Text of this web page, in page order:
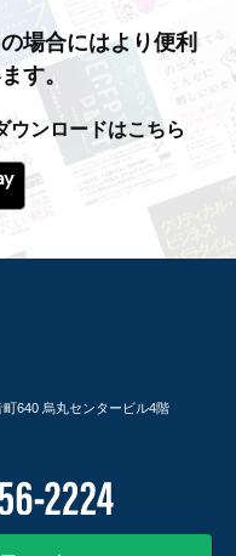
場合にはより便利
す。
ウンロードはこちら
640 烏丸センタービル4階